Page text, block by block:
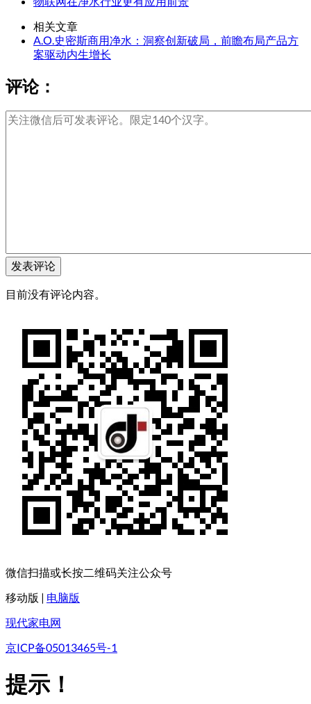
相关文章
A.O.史密斯商用净水：洞察创新破局，前瞻布局产品方
案驱动内生增长
评论：
目前没有评论内容。
微信扫描或长按二维码关注公众号
移动版 | 电脑版
现代家电网
京ICP备05013465号-1
提示！